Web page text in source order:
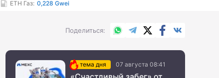
ETH Газ: 0,228 Gwei
Поделиться WhatsApp
TelegramX.comFacebook
тема дня 07 августа 08:41